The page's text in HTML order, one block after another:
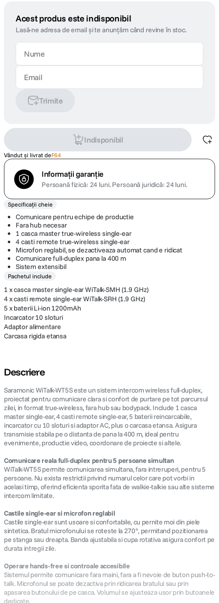
Acest produs este indisponibil
Lasă-ne adresa de email și te anunțăm când revine în stoc.
Trimite
Indisponibil
Vândut și livrat deF64
Informații garanție
Persoană fizică: 24 luni.Persoană juridică: 24 luni.
Specificații cheie
Comunicare pentru echipe de productie
Fara hub necesar
1 casca master true-wireless single-ear
4 casti remote true-wireless single-ear
Microfon reglabil, se dezactiveaza automat cand e ridicat
Comunicare full-duplex pana la 400 m
Sistem extensibil
Pachetul include
1 x casca master single-ear WiTalk-SMH (1.9 GHz)
4 x casti remote single-ear WiTalk-SRH (1.9 GHz)
5 x baterii Li-ion 1200mAh
Incarcator 10 sloturi
Adaptor alimentare
Carcasa rigida etansa
Descriere
Saramonic WiTalk-WT5S este un sistem intercom wireless full-duplex,
proiectat pentru comunicare clara si confort de purtare pe tot parcursul
zilei, in format true-wireless, fara hub sau bodypack. Include 1 casca
master single-ear, 4 casti remote single-ear, 5 baterii reincarcabile,
incarcator cu 10 sloturi si adaptor AC, plus o carcasa etansa. Asigura
transmisie stabila pe o distanta de pana la 400 m, ideal pentru
evenimente, productie video, coordonare de proiecte si altele.
Comunicare reala full-duplex pentru 5 persoane simultan
WiTalk-WT5S permite comunicarea simultana, fara intreruperi, pentru 5
persoane. Nu exista restrictii privind numarul celor care pot vorbi in
acelasi timp, oferind eficienta sporita fata de walkie-talkie sau alte sisteme
intercom limitate.
Castile single-ear si microfon reglabil
Castile single-ear sunt usoare si confortabile, cu pernite moi din piele
sintetica. Bratul microfonului se roteste la 270°, permitand pozitionarea
pe stanga sau dreapta. Banda ajustabila si cupa rotativa asigura confort pe
durata intregii zile.
Operare hands-free si controale accesibile
Sistemul permite comunicare fara maini, fara a fi nevoie de buton push-to-
talk. Microfonul se poate dezactiva prin ridicarea bratului sau prin
apasarea butonului de pe casca. Volumul se ajusteaza usor prin butoanele
dedicate.